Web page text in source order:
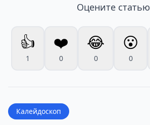
Оцените статью
👍
1
❤️
0
😂
0
😮
0
Калейдоскоп